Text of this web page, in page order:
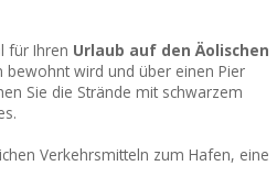
für Ihren Urlaub auf den Äolischen
bewohnt wird und über einen Pier
Sie die Strände mit schwarzem
Verkehrsmitteln zum Hafen, eine